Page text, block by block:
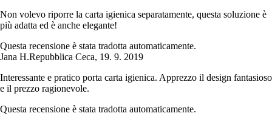
Non volevo riporre la carta igienica separatamente, questa soluzione è
più adatta ed è anche elegante!
Questa recensione è stata tradotta automaticamente.
Jana H.Repubblica Ceca, 19. 9. 2019
Interessante e pratico porta carta igienica. Apprezzo il design fantasioso
e il prezzo ragionevole.
Questa recensione è stata tradotta automaticamente.